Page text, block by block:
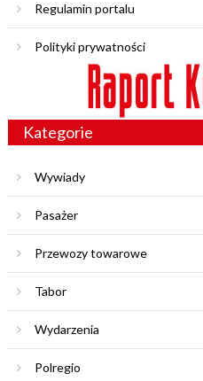
Regulamin portalu
Polityki prywatności
Kategorie
Wywiady
Pasażer
Przewozy towarowe
Tabor
Wydarzenia
Polregio